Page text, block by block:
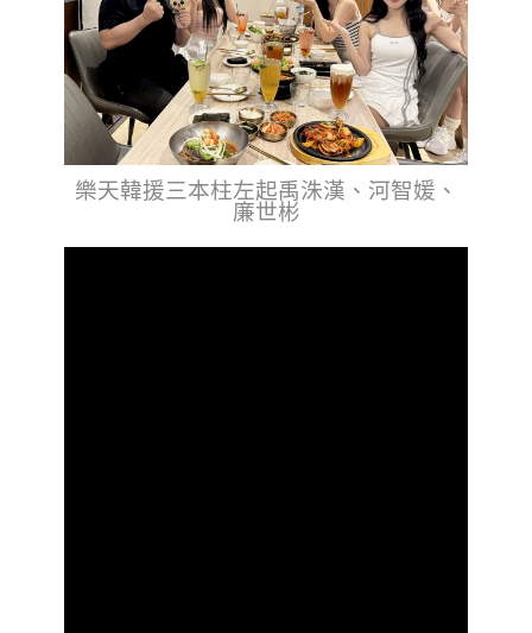
樂天韓援三本柱左起禹洙漢、河智媛、
廉世彬